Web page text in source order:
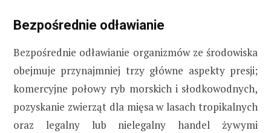
Bezpośrednie odławianie
Bezpośrednie odławianie organizmów ze środowiska
obejmuje przynajmniej trzy główne aspekty presji;
komercyjne połowy ryb morskich i słodkowodnych,
pozyskanie zwierząt dla mięsa w lasach tropikalnych
oraz legalny lub nielegalny handel żywymi